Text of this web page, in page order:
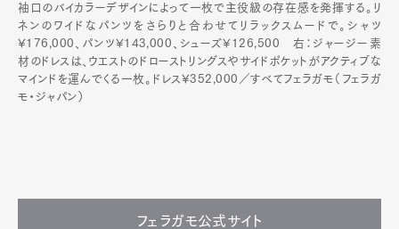
袖口のバイカラーデザインによって一枚で主役級の存在感を発揮する。リ
ネンのワイドなパンツをさらりと合わせてリラックスムードで。シャツ
¥176,000、パンツ¥143,000、シューズ¥126,500 右：ジャージー素
材のドレスは、ウエストのドローストリングスやサイドポケットがアクティブな
マインドを運んでくる一枚。ドレス¥352,000／すべてフェラガモ（フェラガ
モ・ジャパン）
フェラガモ公式サイト